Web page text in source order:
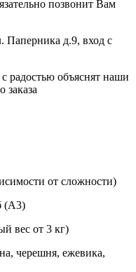
позвонит Вам
Паперника д.9, вход с
радостью объяснят наши
заказа
от сложности)
(А3)
вес от 3 кг)
черешня, ежевика,